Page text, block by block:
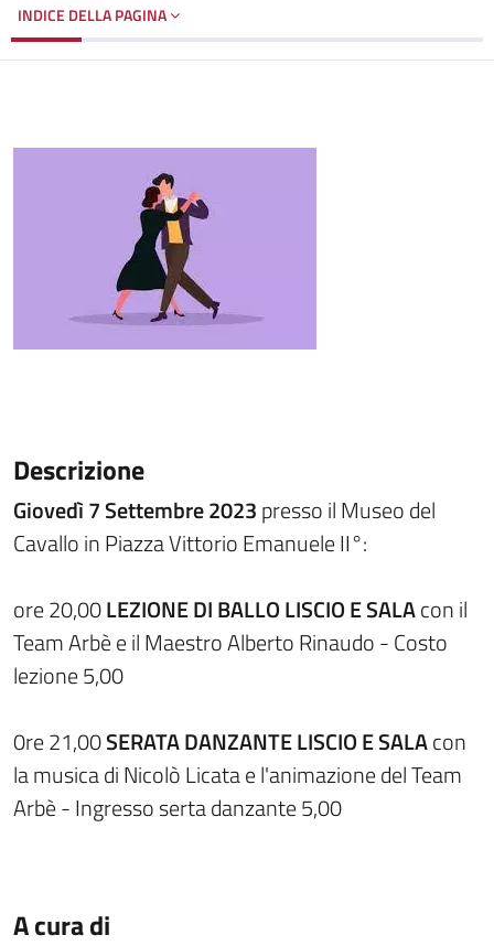
INDICE DELLA PAGINA
Descrizione
Giovedì 7 Settembre 2023presso il Museo del
Cavallo in Piazza Vittorio Emanuele II°:
ore 20,00LEZIONE DI BALLO LISCIO E SALAcon il
Team Arbè e il Maestro Alberto Rinaudo - Costo
lezione 5,00
0re 21,00SERATA DANZANTE LISCIO E SALAcon
la musica di Nicolò Licata e l'animazione del Team
Arbè - Ingresso serta danzante 5,00
A cura di